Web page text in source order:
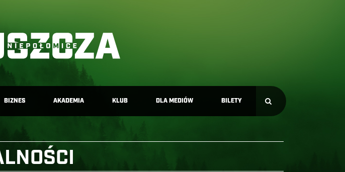
BIZNES AKADEMIA KLUB DLA MEDIÓW BILETY